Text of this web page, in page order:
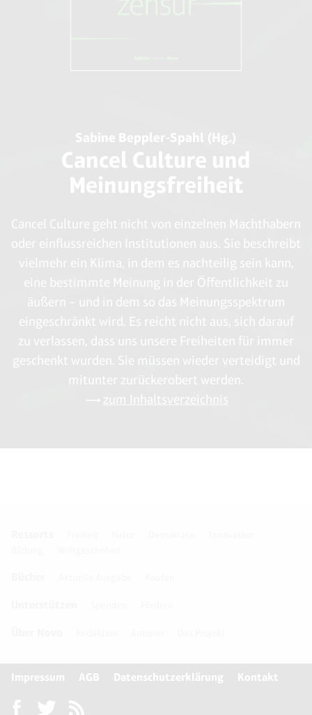
Sabine Beppler-Spahl (Hg.)
Cancel Culture und
Meinungsfreiheit
Cancel Culture geht nicht von einzelnen Machthabern
oder einflussreichen Institutionen aus. Sie beschreibt
vielmehr ein Klima, in dem es nachteilig sein kann,
eine bestimmte Meinung in der Öffentlichkeit zu
äußern – und in dem so das Meinungsspektrum
eingeschränkt wird. Es reicht nicht aus, sich darauf
zu verlassen, dass uns unsere Freiheiten für immer
geschenkt wurden. Sie müssen wieder verteidigt und
mitunter zurückerobert werden.
zum Inhaltsverzeichnis
Impressum AGB Datenschutzerklärung Kontakt